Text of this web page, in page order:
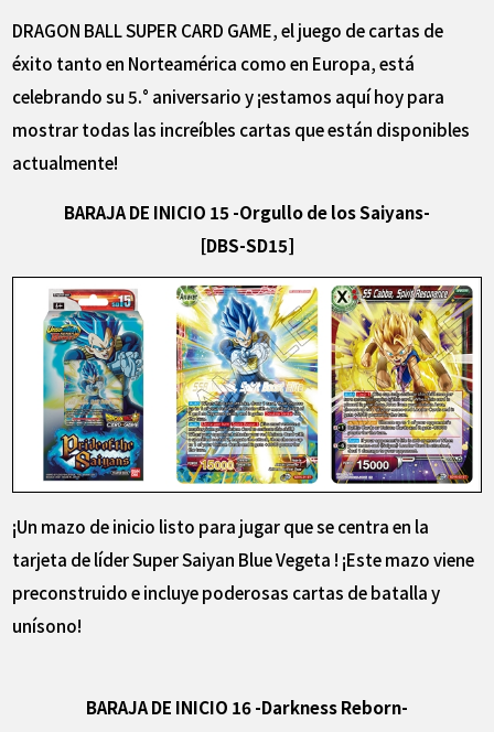
DRAGON BALL SUPER CARD GAME, el juego de cartas de
éxito tanto en Norteamérica como en Europa, está
celebrando su 5.° aniversario y ¡estamos aquí hoy para
mostrar todas las increíbles cartas que están disponibles
actualmente!
BARAJA DE INICIO 15 -Orgullo de los Saiyans-
[DBS-SD15]
¡Un mazo de inicio listo para jugar que se centra en la
tarjeta de líder Super Saiyan Blue Vegeta ! ¡Este mazo viene
preconstruido e incluye poderosas cartas de batalla y
unísono!
BARAJA DE INICIO 16 -Darkness Reborn-